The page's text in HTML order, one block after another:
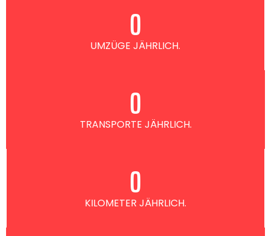
UMZÜGE JÄHRLICH.
0
TRANSPORTE JÄHRLICH.
0
KILOMETER JÄHRLICH.
0